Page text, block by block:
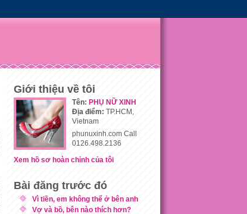
Giới thiệu về tôi
Tên: PHỤ NỮ XINH
Địa điểm: TP.HCM,
Vietnam
phunuxinh.com Call
0126.498.2136
Xem hồ sơ hoàn chỉnh của tôi
Bài đăng trước đó
Vì tiền, em không thể ở bên anh
Vợ và bồ, bên nào thích hơn?